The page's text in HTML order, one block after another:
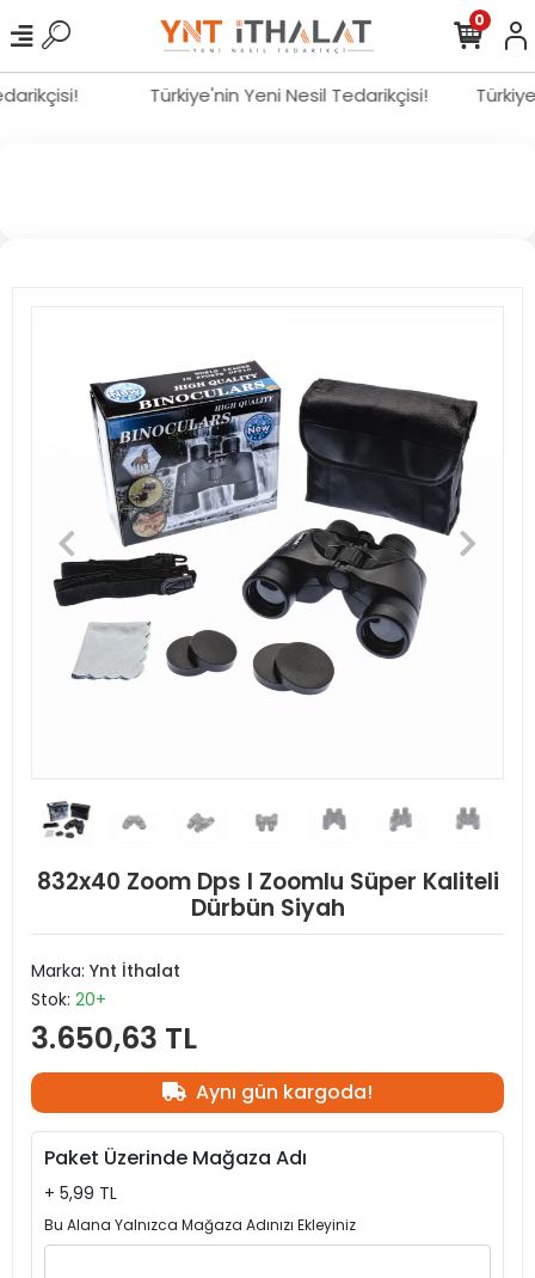
Türkiye'nin Yeni Nesil Tedarikçisi!
0
832x40 Zoom Dps I Zoomlu Süper Kaliteli
Dürbün Siyah
Marka: Ynt İthalat
Stok: 20+
3.650,63 TL
Aynı gün kargoda!
Paket Üzerinde Mağaza Adı
+ 5,99 TL
Bu Alana Yalnızca Mağaza Adınızı Ekleyiniz